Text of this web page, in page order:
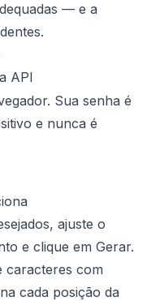
— e a
API
Sua senha é
e nunca é
ajuste o
e clique em Gerar.
caracteres com
cada posição da